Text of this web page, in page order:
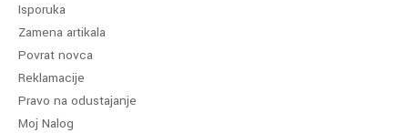
Isporuka
Zamena artikala
Povrat novca
Reklamacije
Pravo na odustajanje
Moj Nalog